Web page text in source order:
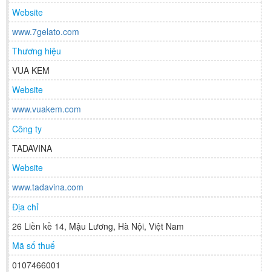
Website
www.7gelato.com
Thương hiệu
VUA KEM
Website
www.vuakem.com
Công ty
TADAVINA
Website
www.tadavina.com
Địa chỉ
26 Liền kề 14, Mậu Lương, Hà Nội, Việt Nam
Mã số thuế
0107466001